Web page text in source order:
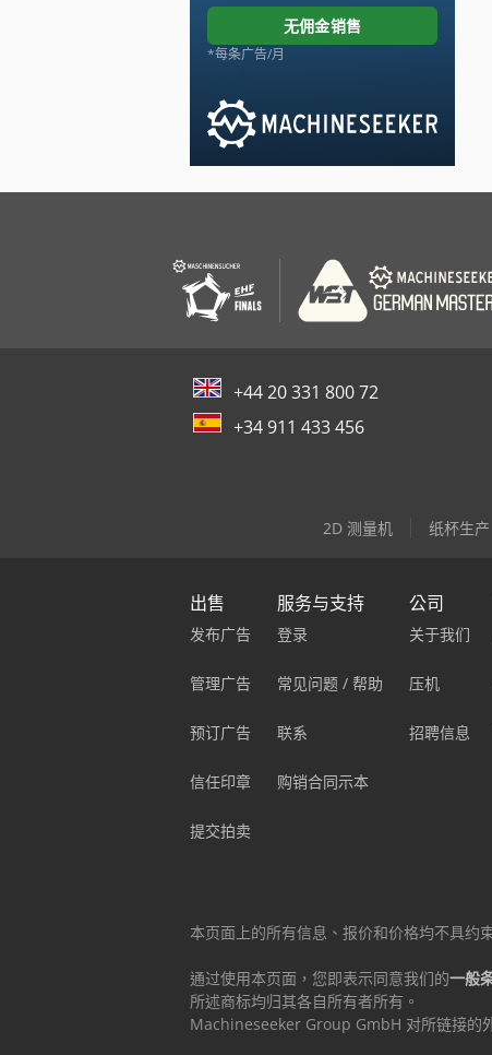
无佣金销售
*每条广告/月
+44 20 331 800 72
+34 911 433 456
2D 测量机 纸杯生产
出售
发布广告
管理广告
预订广告
信任印章
提交拍卖
服务与支持
登录
常见问题 / 帮助
联系
购销合同示本
公司
关于我们
压机
招聘信息
本页面上的所有信息、报价和价格均不具约
通过使用本页面，您即表示同意我们的一般
所述商标均归其各自所有者所有。
Machineseeker Group GmbH 对所链接的